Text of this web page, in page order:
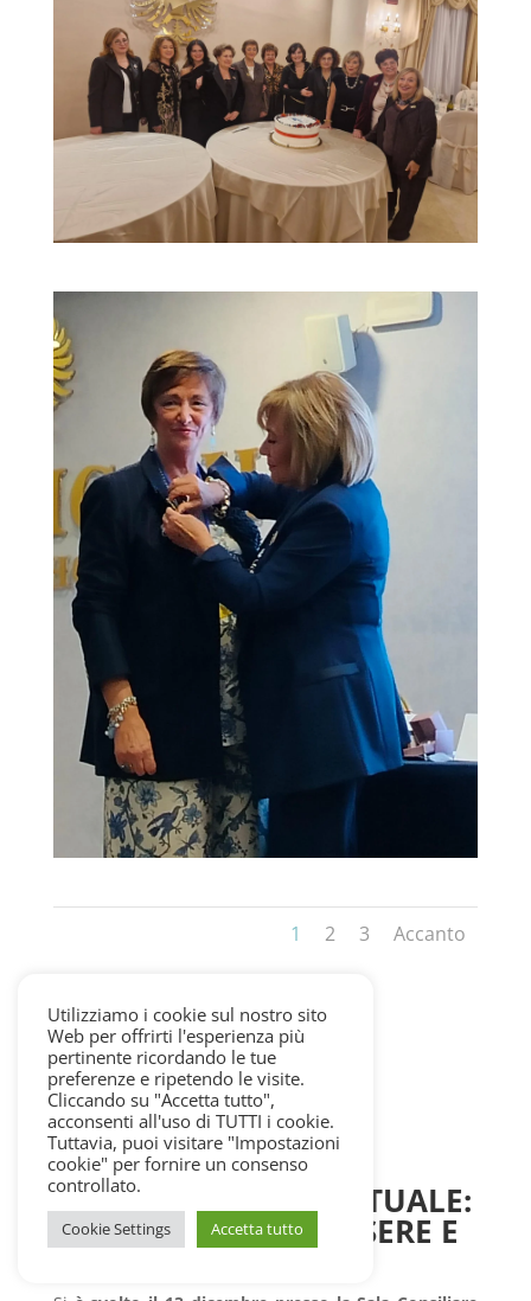
1 2 3 Accanto
CONVEGNO DISTRETTUALE:
NUTRIZIONE, BENESSERE E
PREVENZIONE
Utilizziamo i cookie sul nostro sito
Web per offrirti l'esperienza più
pertinente ricordando le tue
preferenze e ripetendo le visite.
Cliccando su "Accetta tutto",
acconsenti all'uso di TUTTI i cookie.
Tuttavia, puoi visitare "Impostazioni
cookie" per fornire un consenso
controllato.
Cookie Settings Accetta tutto